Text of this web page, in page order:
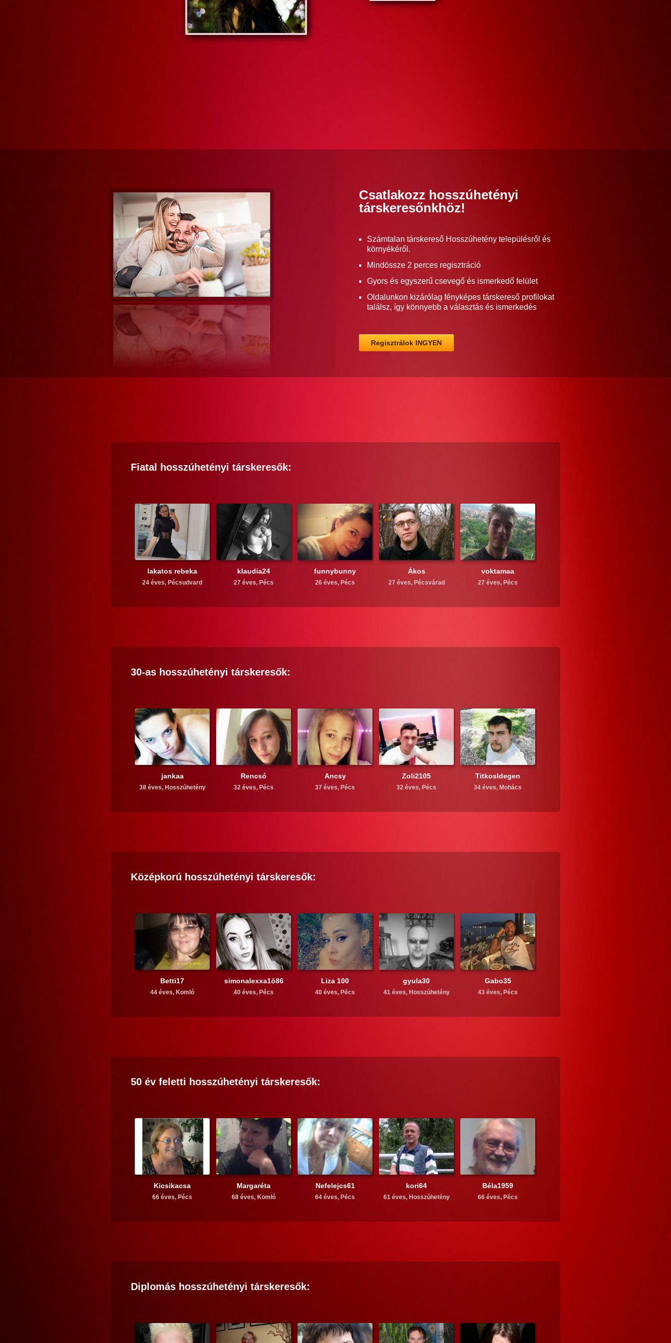
Csatlakozz hosszúhetényi
társkeresőnkhöz!
Számtalan társkereső Hosszúhetény településről és
környékéről.
Mindössze 2 perces regisztráció
Gyors és egyszerű csevegő és ismerkedő felület
Oldalunkon kizárólag fényképes társkereső profilokat
találsz, így könnyebb a választás és ismerkedés
Regisztrálok INGYEN
Fiatal hosszúhetényi társkeresők:
lakatos rebeka
24 éves, Pécsudvard
klaudia24
27 éves, Pécs
funnybunny
26 éves, Pécs
Ákos
27 éves, Pécsvárad
voktamaa
27 éves, Pécs
30-as hosszúhetényi társkeresők:
jankaa
38 éves, Hosszúhetény
Rencsó
32 éves, Pécs
Ancsy
37 éves, Pécs
Zoli2105
32 éves, Pécs
TitkosIdegen
34 éves, Mohács
Középkorú hosszúhetényi társkeresők:
Betti17
44 éves, Komló
simonalexxa1ö86
40 éves, Pécs
Liza 100
40 éves, Pécs
gyula30
41 éves, Hosszúhetény
Gabo35
43 éves, Pécs
50 év feletti hosszúhetényi társkeresők:
Kicsikacsa
66 éves, Pécs
Margaréta
68 éves, Komló
Nefelejcs61
64 éves, Pécs
kori64
61 éves, Hosszúhetény
Béla1959
66 éves, Pécs
Diplomás hosszúhetényi társkeresők: